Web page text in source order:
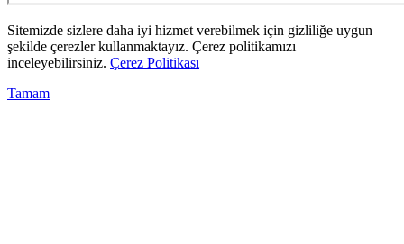
Sitemizde sizlere daha iyi hizmet verebilmek için gizliliğe uygun
şekilde çerezler kullanmaktayız. Çerez politikamızı
inceleyebilirsiniz. Çerez Politikası
Tamam